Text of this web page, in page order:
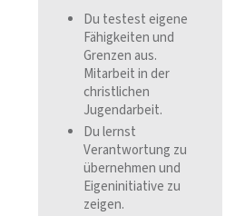
Du testest eigene
Fähigkeiten und
Grenzen aus.
Mitarbeit in der
christlichen
Jugendarbeit.
Du lernst
Verantwortung zu
übernehmen und
Eigeninitiative zu
zeigen.